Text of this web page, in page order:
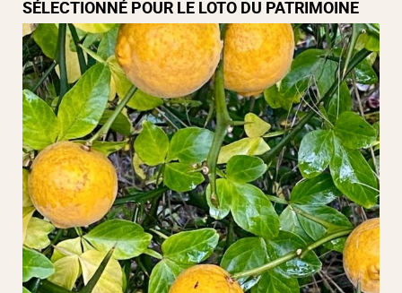
SÉLECTIONNÉ POUR LE LOTO DU PATRIMOINE